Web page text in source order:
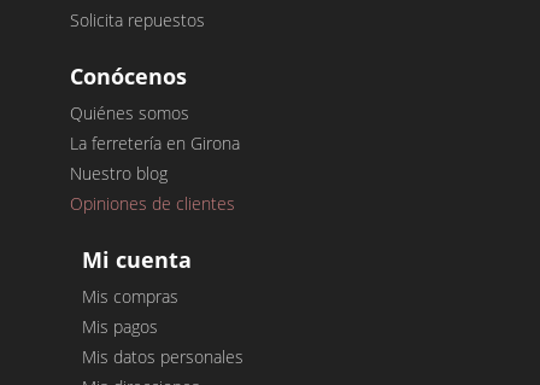
Solicita repuestos
Conócenos
Quiénes somos
La ferretería en Girona
Nuestro blog
Opiniones de clientes
Mi cuenta
Mis compras
Mis pagos
Mis datos personales